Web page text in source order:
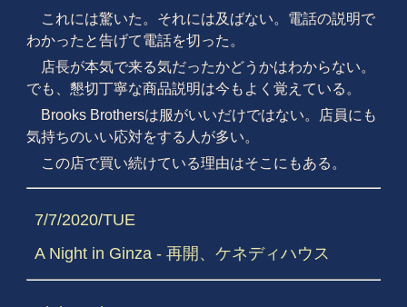
これには驚いた。それには及ばない。電話の説明で
わかったと告げて電話を切った。
店長が本気で来る気だったかどうかはわからない。
でも、懇切丁寧な商品説明は今もよく覚えている。
Brooks Brothersは服がいいだけではない。店員にも
気持ちのいい応対をする人が多い。
この店で買い続けている理由はそこにもある。
7/7/2020/TUE
A Night in Ginza - 再開、ケネディハウス